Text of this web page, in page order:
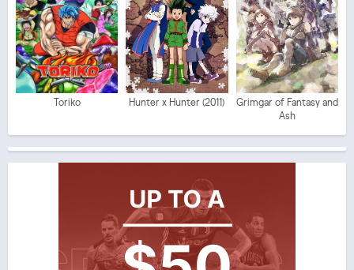
Toriko Hunter x Hunter (2011)
Grimgar of Fantasy and
Ash